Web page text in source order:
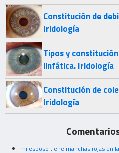
Constitución de
Iridología
Tipos y
linfática. Iridología
Constitución de
Iridología
mi esposo tiene manchas rojas en